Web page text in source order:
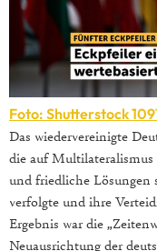
Foto: Shutterstock
Das wiedervereinigte
die auf
und friedliche Lösungen
verfolgte und ihre
Ergebnis war die
Neuausrichtung der